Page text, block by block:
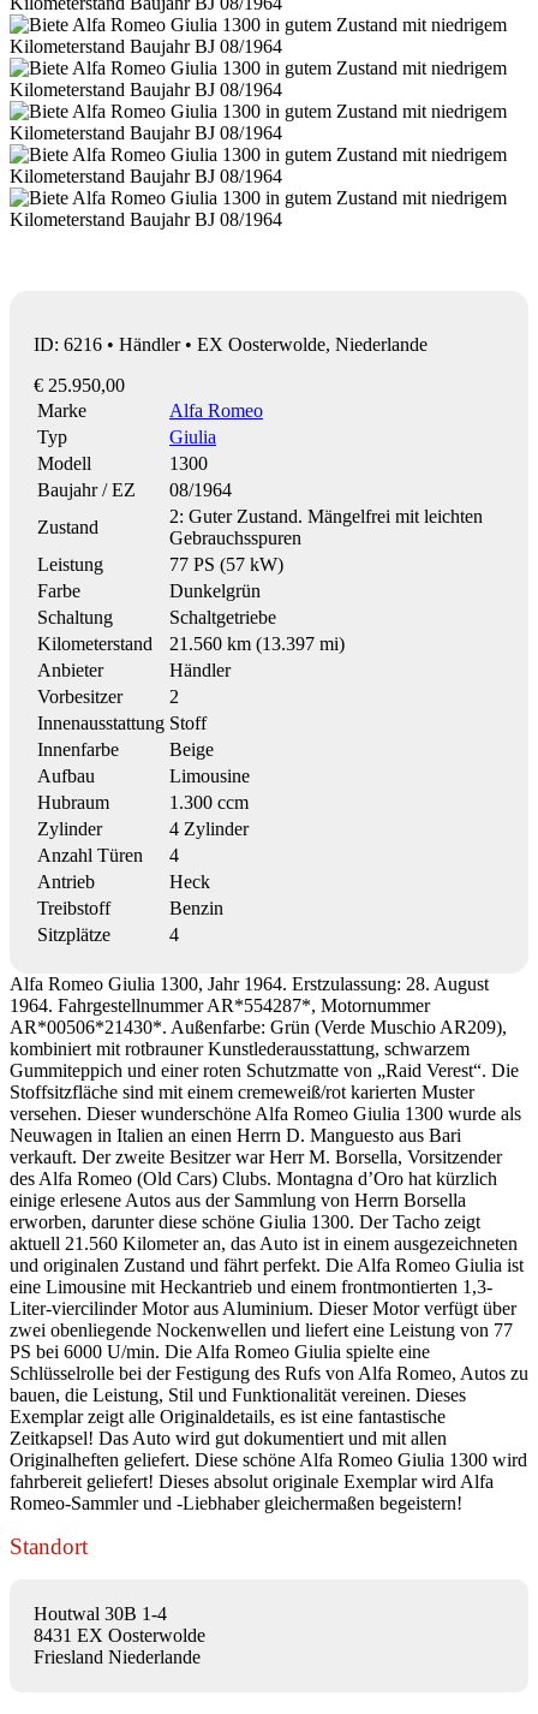
ID: 6216 • Händler • EX Oosterwolde, Niederlande
€ 25.950,00
Marke
Alfa Romeo
Typ
Giulia
Modell
1300
Baujahr / EZ
08/1964
Zustand
2: Guter Zustand. Mängelfrei mit leichten
Gebrauchsspuren
Leistung
77 PS (57 kW)
Farbe
Dunkelgrün
Schaltung
Schaltgetriebe
Kilometerstand
21.560 km (13.397 mi)
Anbieter
Händler
Vorbesitzer
2
Innenausstattung Stoff
Innenfarbe
Beige
Aufbau
Limousine
Hubraum
1.300 ccm
Zylinder
4 Zylinder
Anzahl Türen
4
Antrieb
Heck
Treibstoff
Benzin
Sitzplätze
4
Alfa Romeo Giulia 1300, Jahr 1964. Erstzulassung: 28. August
1964. Fahrgestellnummer AR*554287*, Motornummer
AR*00506*21430*. Außenfarbe: Grün (Verde Muschio AR209),
kombiniert mit rotbrauner Kunstlederausstattung, schwarzem
Gummiteppich und einer roten Schutzmatte von „Raid Verest“. Die
Stoffsitzfläche sind mit einem cremeweiß/rot karierten Muster
versehen. Dieser wunderschöne Alfa Romeo Giulia 1300 wurde als
Neuwagen in Italien an einen Herrn D. Manguesto aus Bari
verkauft. Der zweite Besitzer war Herr M. Borsella, Vorsitzender
des Alfa Romeo (Old Cars) Clubs. Montagna d’Oro hat kürzlich
einige erlesene Autos aus der Sammlung von Herrn Borsella
erworben, darunter diese schöne Giulia 1300. Der Tacho zeigt
aktuell 21.560 Kilometer an, das Auto ist in einem ausgezeichneten
und originalen Zustand und fährt perfekt. Die Alfa Romeo Giulia ist
eine Limousine mit Heckantrieb und einem frontmontierten 1,3-
Liter-viercilinder Motor aus Aluminium. Dieser Motor verfügt über
zwei obenliegende Nockenwellen und liefert eine Leistung von 77
PS bei 6000 U/min. Die Alfa Romeo Giulia spielte eine
Schlüsselrolle bei der Festigung des Rufs von Alfa Romeo, Autos zu
bauen, die Leistung, Stil und Funktionalität vereinen. Dieses
Exemplar zeigt alle Originaldetails, es ist eine fantastische
Zeitkapsel! Das Auto wird gut dokumentiert und mit allen
Originalheften geliefert. Diese schöne Alfa Romeo Giulia 1300 wird
fahrbereit geliefert! Dieses absolut originale Exemplar wird Alfa
Romeo-Sammler und -Liebhaber gleichermaßen begeistern!
Standort
Houtwal 30B 1-4
8431 EX Oosterwolde
Friesland Niederlande